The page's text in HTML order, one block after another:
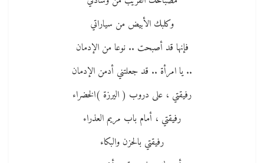
وكلبك الأبيض من سياراتي
فإنها قد أصبحت .. نوعا من الإدمان
.. يا امرأة .. قد جعلتني أدمن الإدمان
رفيقتي ، على دروب ( اليرزة )الخضراء
رفيقتي ، أمام باب مريم العذراء
رفيقتي بالحزن والبكاء